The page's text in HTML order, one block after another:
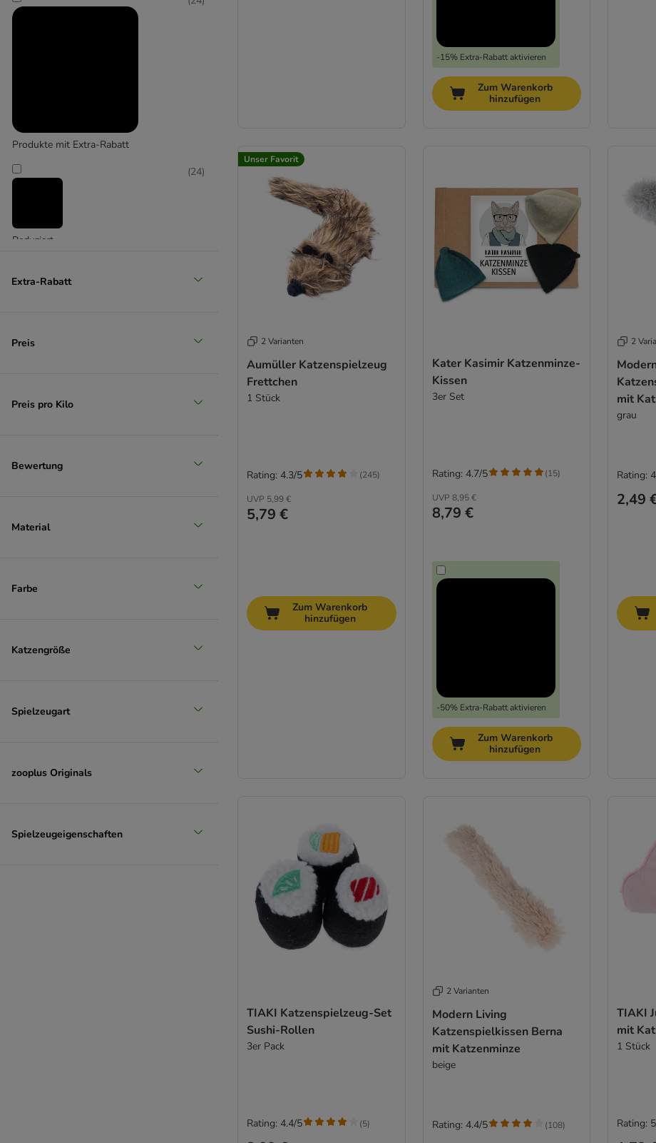
Produkte mit Extra-Rabatt
Reduziert
(24)
Extra-Rabatt
Preis
Preis pro Kilo
Bewertung
Material
Farbe
Katzengröße
Spielzeugart
zooplus Originals
Spielzeugeigenschaften
-15% Extra-Rabatt aktivieren
Zum Warenkorb
hinzufügen
Unser Favorit
2 Varianten
Aumüller Katzenspielzeug
Frettchen
1 Stück
UVP 5,99 €
5,79 €
Rating: 4.3/5 (245)
Zum Warenkorb
hinzufügen
Kater Kasimir Katzenminze-
Kissen
3er Set
UVP 8,95 €
8,79 €
-50% Extra-Rabatt aktivieren
Rating: 4.7/5 (15)
Zum Warenkorb
hinzufügen
2
mit
grau
2,49
Rating:
TIAKI Katzenspielzeug-Set
Sushi-Rollen
3er Pack
Rating: 4.4/5 (5)
2 Varianten
Modern Living
Katzenspielkissen Berna
mit Katzenminze
beige
Rating: 4.4/5 (108)
TIAKI
mit
1 Stück
Rating: